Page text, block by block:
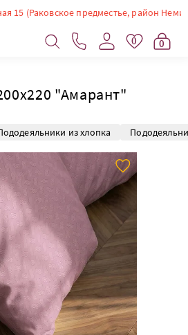
предместье, район Немиги).
0 0
"Амарант"
из хлопка